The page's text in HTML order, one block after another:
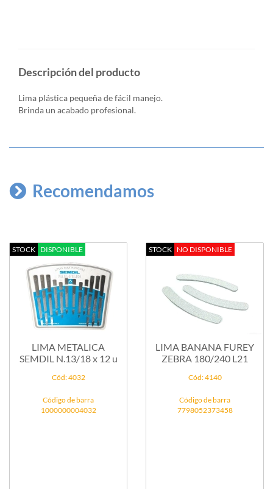
Descripción del producto
Lima plástica pequeña de fácil manejo.
Brinda un acabado profesional.
Recomendamos
STOCK DISPONIBLE
LIMA METALICA
SEMDIL N.13/18 x 12 u
Cód: 4032
Código de barra
1000000004032
STOCK NO DISPONIBLE
LIMA BANANA FUREY
ZEBRA 180/240 L21
Cód: 4140
Código de barra
7798052373458